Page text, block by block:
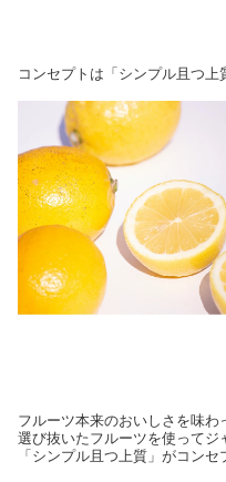
コンセプトは「シンプル且つ上
フルーツ本来のおいしさを味わ
選び抜いたフルーツを使ってジ
「シンプル且つ上質」がコンセ